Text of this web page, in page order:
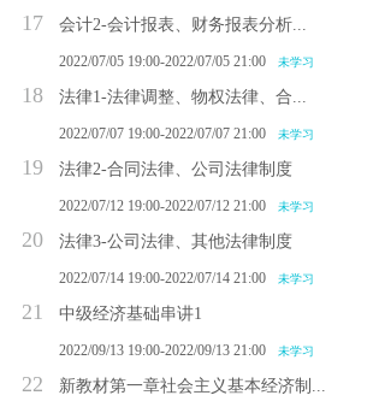
17 会计2-会计报表、财务报表分析...
2022/07/05 19:00-2022/07/05 21:00 未学习
18 法律1-法律调整、物权法律、合...
2022/07/07 19:00-2022/07/07 21:00 未学习
19 法律2-合同法律、公司法律制度
2022/07/12 19:00-2022/07/12 21:00 未学习
20 法律3-公司法律、其他法律制度
2022/07/14 19:00-2022/07/14 21:00 未学习
21 中级经济基础串讲1
2022/09/13 19:00-2022/09/13 21:00 未学习
22 新教材第一章社会主义基本经济制...